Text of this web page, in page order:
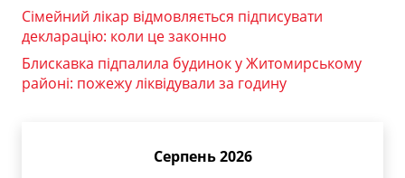
Сімейний лікар відмовляється підписувати
декларацію: коли це законно
Блискавка підпалила будинок у Житомирському
районі: пожежу ліквідували за годину
Серпень 2026